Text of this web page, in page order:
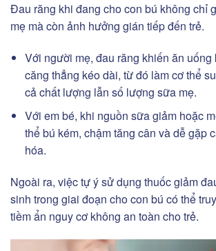
Đau răng khi đang cho con bú không chỉ
mẹ mà còn ảnh hưởng gián tiếp đến trẻ.
Với người mẹ, đau răng khiến ăn uống
căng thẳng kéo dài, từ đó làm cơ thể
cả chất lượng lẫn số lượng sữa mẹ.
Với em bé, khi nguồn sữa giảm hoặc
thể bú kém, chậm tăng cân và dễ gặp
hóa.
Ngoài ra, việc tự ý sử dụng thuốc giảm
sinh trong giai đoạn cho con bú có thể
tiềm ẩn nguy cơ không an toàn cho trẻ.